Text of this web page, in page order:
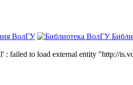
ВолГУ
failed to load external entity "http://